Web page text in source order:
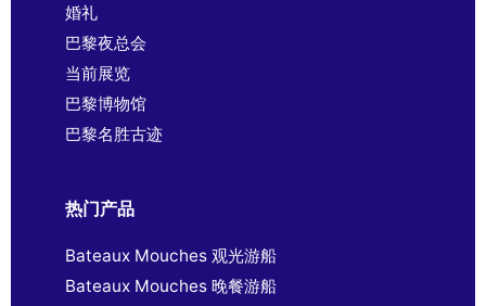
婚礼
巴黎夜总会
当前展览
巴黎博物馆
巴黎名胜古迹
热门产品
Bateaux Mouches 观光游船
Bateaux Mouches 晚餐游船